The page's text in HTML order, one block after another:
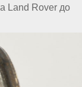
Land Rover до